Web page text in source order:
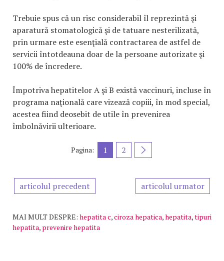
Trebuie spus că un risc considerabil îl reprezintă şi
aparatură stomatologică şi de tatuare nesterilizată,
prin urmare este esenţială contractarea de astfel de
servicii întotdeauna doar de la persoane autorizate şi
100% de încredere.
Împotriva hepatitelor A şi B există vaccinuri, incluse în
programa naţională care vizează copiii, în mod special,
acestea fiind deosebit de utile în prevenirea
îmbolnăvirii ulterioare.
Pagina: 1 2
articolul precedent articolul urmator
MAI MULT DESPRE: hepatita c,ciroza hepatica,hepatita,tipuri
hepatita, prevenire hepatita